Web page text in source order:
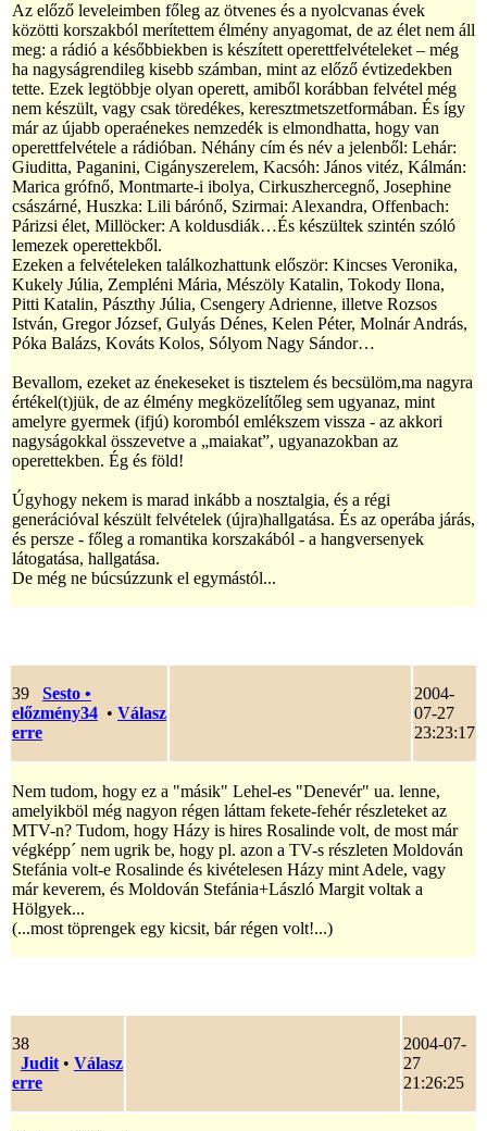
Az előző leveleimben főleg az ötvenes és a nyolcvanas évek
közötti korszakból merítettem élmény anyagomat, de az élet nem áll
meg: a rádió a későbbiekben is készített operettfelvételeket – még
ha nagyságrendileg kisebb számban, mint az előző évtizedekben
tette. Ezek legtöbbje olyan operett, amiből korábban felvétel még
nem készült, vagy csak töredékes, keresztmetszetformában. És így
már az újabb operaénekes nemzedék is elmondhatta, hogy van
operettfelvétele a rádióban. Néhány cím és név a jelenből: Lehár:
Giuditta, Paganini, Cigányszerelem, Kacsóh: János vitéz, Kálmán:
Marica grófnő, Montmarte-i ibolya, Cirkuszhercegnő, Josephine
császárné, Huszka: Lili bárónő, Szirmai: Alexandra, Offenbach:
Párizsi élet, Millöcker: A koldusdiák…És készültek szintén szóló
lemezek operettekből.
Ezeken a felvételeken találkozhattunk először: Kincses Veronika,
Kukely Júlia, Zempléni Mária, Mészöly Katalin, Tokody Ilona,
Pitti Katalin, Pászthy Júlia, Csengery Adrienne, illetve Rozsos
István, Gregor József, Gulyás Dénes, Kelen Péter, Molnár András,
Póka Balázs, Kováts Kolos, Sólyom Nagy Sándor…
Bevallom, ezeket az énekeseket is tisztelem és becsülöm,ma nagyra
értékel(t)jük, de az élmény megközelítőleg sem ugyanaz, mint
amelyre gyermek (ifjú) koromból emlékszem vissza - az akkori
nagyságokkal összevetve a „maiakat”, ugyanazokban az
operettekben. Ég és föld!
Úgyhogy nekem is marad inkább a nosztalgia, és a régi
generációval készült felvételek (újra)hallgatása. És az operába járás,
és persze - főleg a romantika korszakából - a hangversenyek
látogatása, hallgatása.
De még ne búcsúzzunk el egymástól...
39 Sesto •
előzmény34 • Válasz
erre
2004-
07-27
23:23:17
Nem tudom, hogy ez a "másik" Lehel-es "Denevér" ua. lenne,
amelyikböl még nagyon régen láttam fekete-fehér részleteket az
MTV-n? Tudom, hogy Házy is hires Rosalinde volt, de most már
végképp´ nem ugrik be, hogy pl. azon a TV-s részleten Moldován
Stefánia volt-e Rosalinde és kivételesen Házy mint Adele, vagy
már keverem, és Moldován Stefánia+László Margit voltak a
Hölgyek...
(...most töprengek egy kicsit, bár régen volt!...)
38
Judit • Válasz
erre
2004-07-
27
21:26:25